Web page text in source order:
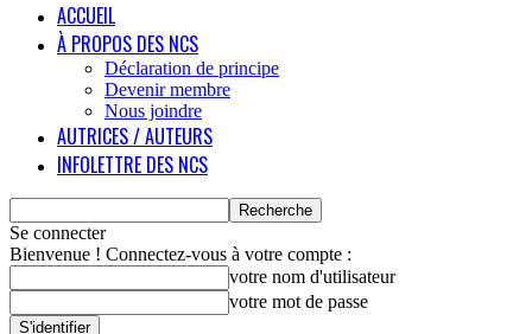
ACCUEIL
À PROPOS DES NCS
Déclaration de principe
Devenir membre
Nous joindre
AUTRICES / AUTEURS
INFOLETTRE DES NCS
Se connecter
Bienvenue ! Connectez-vous à votre compte :
votre nom d'utilisateur
votre mot de passe